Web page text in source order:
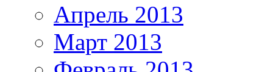
Апрель 2013
Март 2013